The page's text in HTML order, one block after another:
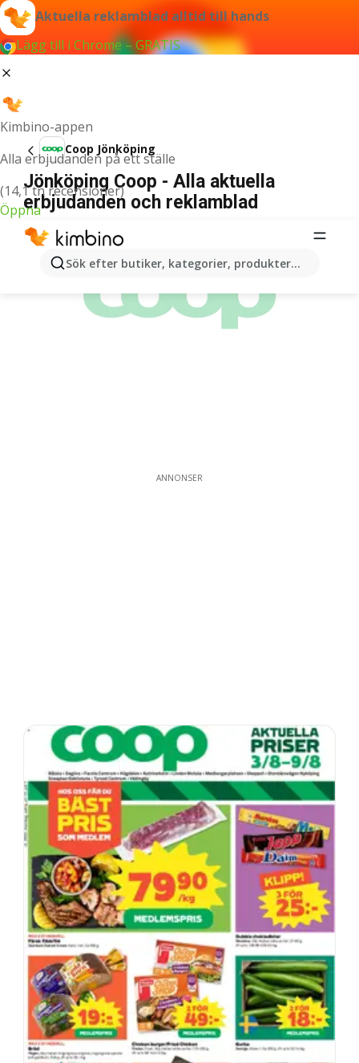
Aktuella reklamblad alltid till hands
Lägg till i Chrome – GRATIS
Kimbino-appen
Alla erbjudanden på ett ställe
(14,1 tn recensioner)
Öppna
Sök efter butiker, kategorier, produkter...
Coop Jönköping
Jönköping Coop - Alla aktuella
erbjudanden och reklamblad
ANNONSER